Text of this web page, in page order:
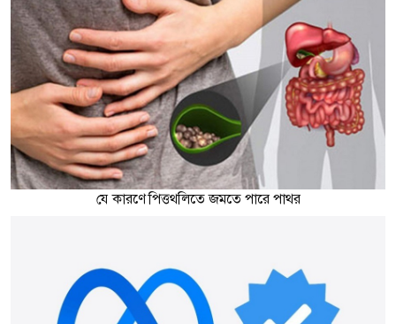
যে কারণে পিত্তথলিতে জমতে পারে পাথর